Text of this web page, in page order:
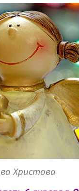
Христова